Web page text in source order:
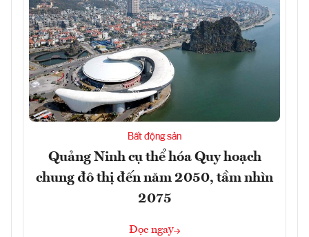
Bất động sản
Quảng Ninh cụ thể hóa Quy hoạch
chung đô thị đến năm 2050, tầm nhìn
2075
Đọc ngay